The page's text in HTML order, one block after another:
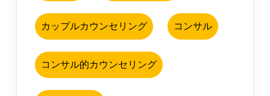
カップルカウンセリング コンサル
コンサル的カウンセリング